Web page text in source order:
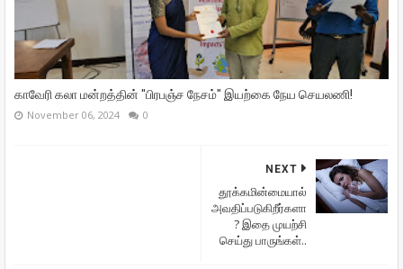
காவேரி கலா மன்றத்தின் "பிரபஞ்ச நேசம்" இயற்கை நேய செயலணி!
November 06, 2024 0
NEXT
தூக்கமின்மையால்
அவதிப்படுகிறீர்களா
? இதை முயற்சி
செய்து பாருங்கள்..